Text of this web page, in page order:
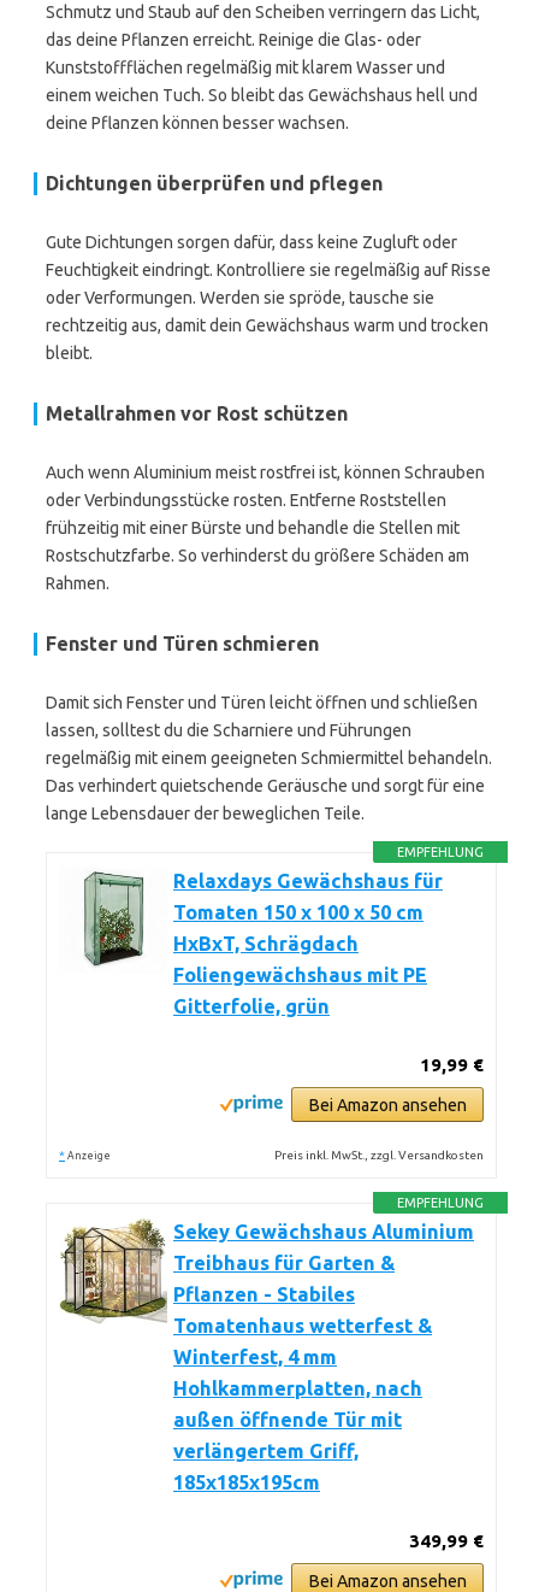
Schmutz und Staub auf den Scheiben verringern das Licht,
das deine Pflanzen erreicht. Reinige die Glas- oder
Kunststoffflächen regelmäßig mit klarem Wasser und
einem weichen Tuch. So bleibt das Gewächshaus hell und
deine Pflanzen können besser wachsen.
Dichtungen überprüfen und pflegen
Gute Dichtungen sorgen dafür, dass keine Zugluft oder
Feuchtigkeit eindringt. Kontrolliere sie regelmäßig auf Risse
oder Verformungen. Werden sie spröde, tausche sie
rechtzeitig aus, damit dein Gewächshaus warm und trocken
bleibt.
Metallrahmen vor Rost schützen
Auch wenn Aluminium meist rostfrei ist, können Schrauben
oder Verbindungsstücke rosten. Entferne Roststellen
frühzeitig mit einer Bürste und behandle die Stellen mit
Rostschutzfarbe. So verhinderst du größere Schäden am
Rahmen.
Fenster und Türen schmieren
Damit sich Fenster und Türen leicht öffnen und schließen
lassen, solltest du die Scharniere und Führungen
regelmäßig mit einem geeigneten Schmiermittel behandeln.
Das verhindert quietschende Geräusche und sorgt für eine
lange Lebensdauer der beweglichen Teile.
EMPFEHLUNG
Relaxdays Gewächshaus für
Tomaten 150 x 100 x 50 cm
HxBxT, Schrägdach
Foliengewächshaus mit PE
Gitterfolie, grün
19,99 €
Bei Amazon ansehen
* Anzeige Preis inkl. MwSt., zzgl. Versandkosten
EMPFEHLUNG
Sekey Gewächshaus Aluminium
Treibhaus für Garten &
Pflanzen - Stabiles
Tomatenhaus wetterfest &
Winterfest, 4 mm
Hohlkammerplatten, nach
außen öffnende Tür mit
verlängertem Griff,
185x185x195cm
349,99 €
Bei Amazon ansehen